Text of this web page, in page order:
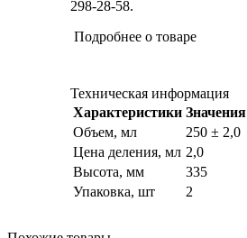
298-28-58.
Подробнее о товаре
Техническая информация
Характеристики Значения
Объем, мл
250 ± 2,0
Цена деления, мл 2,0
Высота, мм
335
Упаковка, шт
2